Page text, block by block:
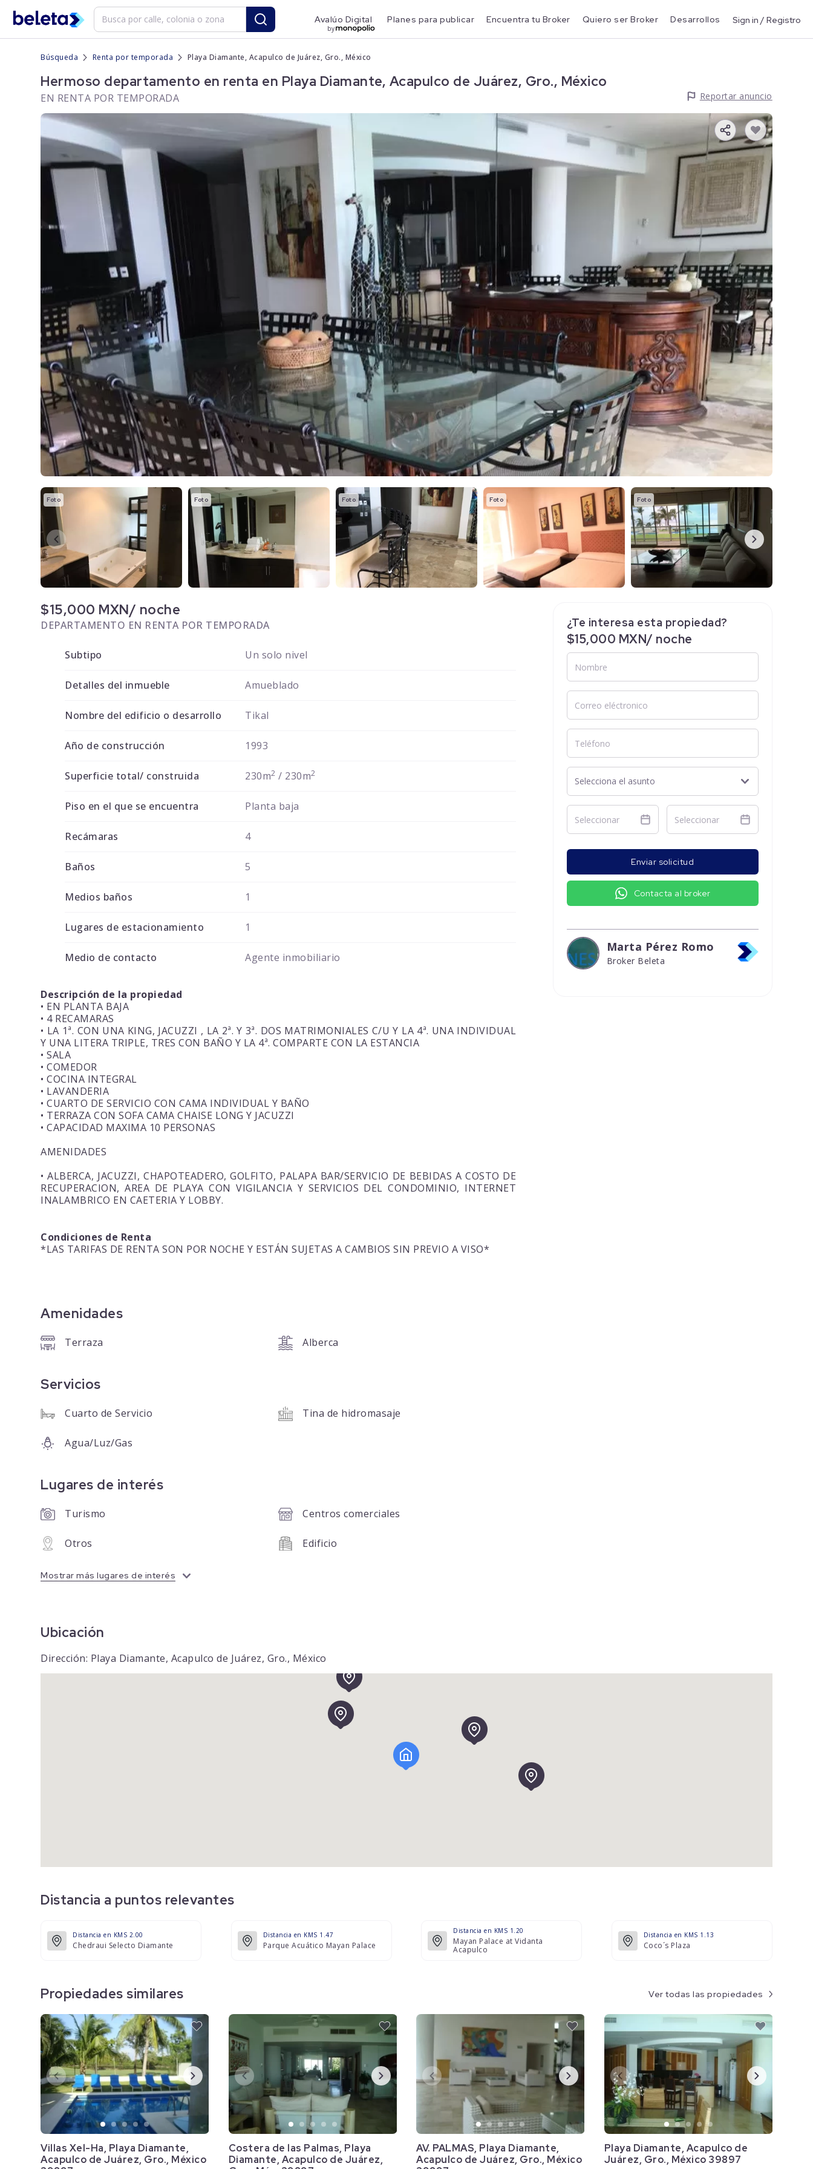
Avalúo Digital
by
Planes para publicar Encuentra tu Broker Quiero ser Broker Desarrollos Sign in / Registro
Búsqueda Renta por temporada Playa Diamante, Acapulco de Juárez, Gro., México
Hermoso departamento en renta en Playa Diamante, Acapulco de Juárez, Gro., México
EN RENTA POR TEMPORADA Reportar anuncio
Foto Foto Foto Foto Foto
$15,000 MXN/ noche
DEPARTAMENTO EN RENTA POR TEMPORADA
Subtipo Un solo nivel
Detalles del inmueble Amueblado
Nombre del edificio o desarrollo Tikal
Año de construcción 1993
Superficie total/ construida 230m2 / 230m2
Piso en el que se encuentra Planta baja
Recámaras 4
Baños 5
Medios baños 1
Lugares de estacionamiento 1
Medio de contacto Agente inmobiliario
Descripción de la propiedad
• EN PLANTA BAJA
• 4 RECAMARAS
• LA 1ª. CON UNA KING, JACUZZI , LA 2ª. Y 3ª. DOS MATRIMONIALES C/U Y LA 4ª. UNA INDIVIDUAL
Y UNA LITERA TRIPLE, TRES CON BAÑO Y LA 4ª. COMPARTE CON LA ESTANCIA
• SALA
• COMEDOR
• COCINA INTEGRAL
• LAVANDERIA
• CUARTO DE SERVICIO CON CAMA INDIVIDUAL Y BAÑO
• TERRAZA CON SOFA CAMA CHAISE LONG Y JACUZZI
• CAPACIDAD MAXIMA 10 PERSONAS
AMENIDADES
• ALBERCA, JACUZZI, CHAPOTEADERO, GOLFITO, PALAPA BAR/SERVICIO DE BEBIDAS A COSTO DE
RECUPERACION, AREA DE PLAYA CON VIGILANCIA Y SERVICIOS DEL CONDOMINIO, INTERNET
INALAMBRICO EN CAETERIA Y LOBBY.
Condiciones de Renta
*LAS TARIFAS DE RENTA SON POR NOCHE Y ESTÁN SUJETAS A CAMBIOS SIN PREVIO A VISO*
¿Te interesa esta propiedad?
$15,000 MXN/ noche
Enviar solicitud
Contacta al broker
Marta Pérez Romo
Broker Beleta
Amenidades
Terraza Alberca
Servicios
Cuarto de Servicio Tina de hidromasaje
Agua/Luz/Gas
Lugares de interés
Turismo Centros comerciales
Otros Edificio
Mostrar más lugares de interés
Ubicación
Dirección: Playa Diamante, Acapulco de Juárez, Gro., México
Distancia a puntos relevantes
Distancia en KMS 2.00
Chedraui Selecto Diamante
Distancia en KMS 1.47
Parque Acuático Mayan Palace
Distancia en KMS 1.20
Mayan Palace at Vidanta
Acapulco
Distancia en KMS 1.13
Coco´s Plaza
Propiedades similares
Villas Xel-Ha, Playa Diamante,
Acapulco de Juárez, Gro., México
Costera de las Palmas, Playa
Diamante, Acapulco de Juárez,
AV. PALMAS, Playa Diamante,
Acapulco de Juárez, Gro., México
Playa Diamante, Acapulco de
Juárez, Gro., México 39897
Ver todas las propiedades